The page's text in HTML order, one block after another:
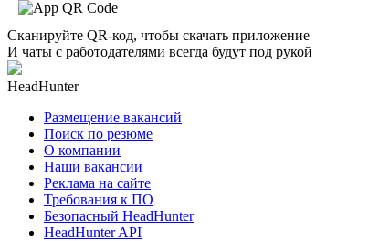
Сканируйте QR-код, чтобы скачать приложение
И чаты с работодателями всегда будут под рукой
HeadHunter
Размещение вакансий
Поиск по резюме
О компании
Наши вакансии
Реклама на сайте
Требования к ПО
Безопасный HeadHunter
HeadHunter API